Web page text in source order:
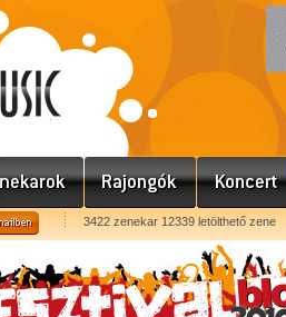
3422 zenekar 12339 letölthető zene